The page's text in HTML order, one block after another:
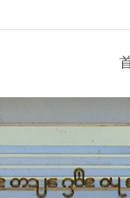
科研进展
科普报道
历任领导
学术委员会
业